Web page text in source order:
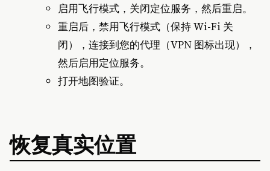
启用飞行模式，关闭定位服务，然后重启。
重启后，禁用飞行模式（保持 Wi-Fi 关
闭），连接到您的代理（VPN 图标出现），
然后启用定位服务。
打开地图验证。
恢复真实位置